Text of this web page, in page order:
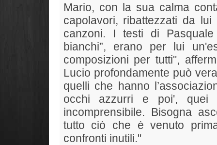
Mario, con la sua calma
capolavori, ribattezzati da
canzoni. I testi di
bianchi”, erano per lui
composizioni per tutti",
Lucio profondamente può
quelli che hanno
occhi azzurri e poi', quei
incomprensibile. Bisogna
tutto ciò che è venuto
confronti inutili."